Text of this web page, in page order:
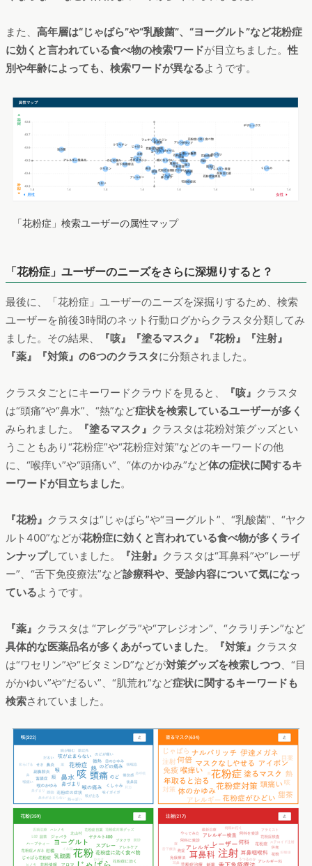
また、 高年層は“じゃばら”や“乳酸菌”、“ヨーグルト”など花粉症
に効くと言われている食べ物の検索ワードが目立ちました。性
別や年齢によっても、検索ワードが異なるようです。
「花粉症」検索ユーザーの属性マップ
「花粉症」ユーザーのニーズをさらに深堀りすると？
最後に、「花粉症」ユーザーのニーズを深掘りするため、検索
ユーザーを前後3時間のネット行動ログからクラスタ分類してみ
ました。その結果、
『咳』『塗るマスク』『花粉』『注射』
『薬』『対策』の6つのクラスタに分類されました。
クラスタごとにキーワードクラウドを見ると、 『咳』 クラスタ
は“頭痛”や“鼻水”、“熱”など症状を検索しているユーザーが多く
みられました。
『塗るマスク』 クラスタは花粉対策グッズとい
うこともあり“花粉症”や“花粉症対策”などのキーワードの他
に、“喉痒い”や“頭痛い”、“体のかゆみ”など体の症状に関するキ
ーワードが目立ちました。
『花粉』 クラスタは“じゃばら”や“ヨーグルト”、“乳酸菌”、“ヤク
ルト400”などが花粉症に効くと言われている食べ物が多くライ
ンナップしていました。 『注射』 クラスタは“耳鼻科”や“レーザ
ー”、“舌下免疫療法”など診療科や、受診内容について気になっ
ているようです。
『薬』 クラスタは “アレグラ”や“アレジオン”、“クラリチン”など
具体的な医薬品名が多くあがっていました。 『対策』 クラスタ
は“ワセリン”や“ビタミンD”などが対策グッズを検索しつつ、“目
がかゆい”や“だるい”、“肌荒れ”など症状に関するキーワードも
検索されていました。